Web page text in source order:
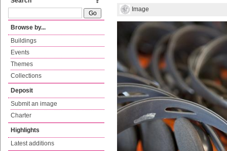
Browse by...
Buildings
Events
Themes
Collections
Deposit
Submit an image
Charter
Highlights
Latest additions
Image